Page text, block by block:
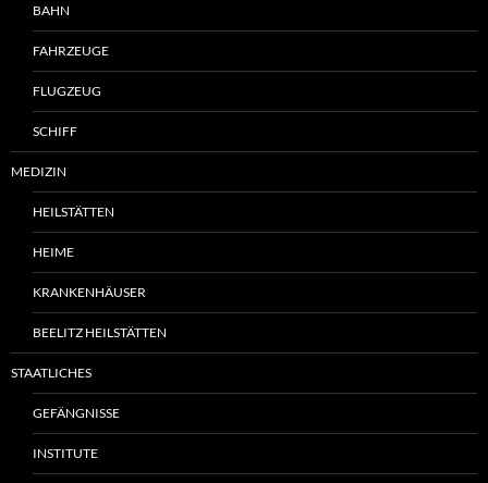
BAHN
FAHRZEUGE
FLUGZEUG
SCHIFF
MEDIZIN
HEILSTÄTTEN
HEIME
KRANKENHÄUSER
BEELITZ HEILSTÄTTEN
STAATLICHES
GEFÄNGNISSE
INSTITUTE